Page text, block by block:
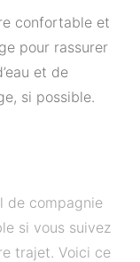
confortable et
pour rassurer
et de
si possible.
de compagnie
si vous suivez
trajet. Voici ce